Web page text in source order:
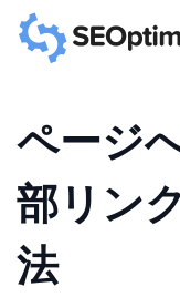
ページ
部リン
法